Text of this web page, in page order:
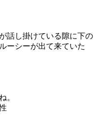
話し掛けている隙に下の
ーシーが出て来ていた
。